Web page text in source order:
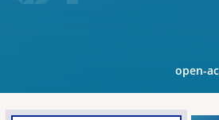
open-